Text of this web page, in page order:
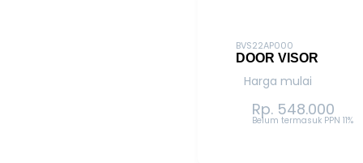
BVS22AP000
DOOR VISOR
Harga mulai
Rp. 548.000
Belum termasuk PPN 11%